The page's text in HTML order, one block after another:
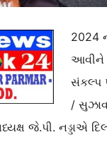
2024
આવીને
સંકલ્પ
/
જે.પી. નડ્ડાએ